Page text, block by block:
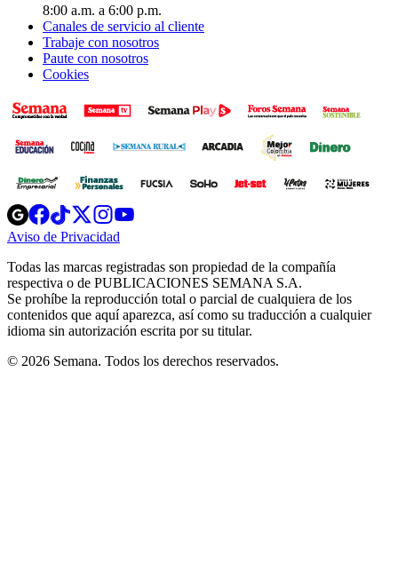
8:00 a.m. a 6:00 p.m.
Canales de servicio al cliente
Trabaje con nosotros
Paute con nosotros
Cookies
Opens
in
new
Opens
in
new
Opens
in
new
window
Opens
new
windowwindow
Aviso de Privacidad
new
window
Todas las marcas registradas son propiedad de la compañía
respectiva o de PUBLICACIONES SEMANA S.A.
Se prohíbe la reproducción total o parcial de cualquiera de los
contenidos que aquí aparezca, así como su traducción a cualquier
idioma sin autorización escrita por su titular.
© 2026 Semana. Todos los derechos reservados.